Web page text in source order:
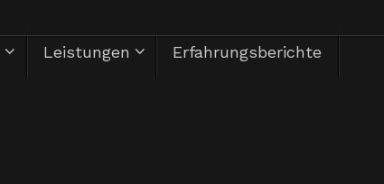
Herzlich Willkommen
Leistungen Erfahrungsberichte